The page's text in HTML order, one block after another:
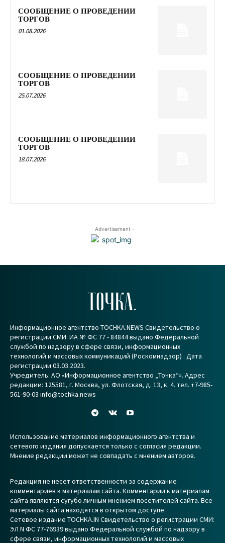
СООБЩЕНИЕ О ПРОВЕДЕНИИ
ТОРГОВ
01.08.2026
СООБЩЕНИЕ О ПРОВЕДЕНИИ
ТОРГОВ
25.07.2026
СООБЩЕНИЕ О ПРОВЕДЕНИИ
ТОРГОВ
18.07.2026
- Advertisement -
ТОЧКА.
Информационное агентство TOCHKA.NEWS Свидетельство о
регистрации СМИ: ИА № ФС 77 - 84844 выдано Федеральной
службой по надзору в сфере связи, информационных
технологий и массовых коммуникаций (Роскомнадзор) . Дата
регистрации 03.03.2023.
Учредитель: АО «Информационное агентство „Точка“». Адрес
редакции: 125581, г. Москва, ул. Флотская, д. 13, к. 4. тел. +7-985-
561-90-03 info@tochka.news
Использование материалов информационного агентства и
сетевого издания допускается только с согласия редакции.
Мнение редакции может не совпадать с мнением авторов.
Редакция не несет ответственности за содержание
комментариев к материалам сайта. Комментарии к материалам
сайта являются сугубо личным мнением посетителей сайта. Все
материалы сайта находятся в открытом доступе.
Сетевое издание TOCHKA.IN Свидетельство о регистрации СМИ:
ЭЛ N ФС 77-76939 выдано Федеральной службой по надзору в
сфере связи, информационных технологий и массовых